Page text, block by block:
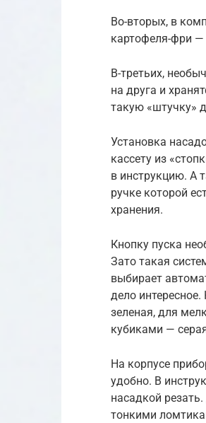
Во-вторых, в
картофеля-фри —
В-третьих,
на друга и
такую «штучку»
Установка
кассету из
в инструкцию. А
ручке которой
хранения.
Кнопку пуска
Зато такая
выбирает
дело
зеленая, для
кубиками —
На корпусе
удобно. В
насадкой
тонкими